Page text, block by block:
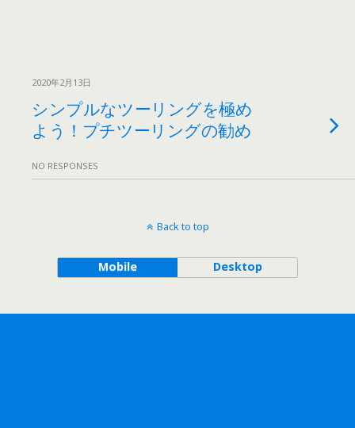
2020年2月13日
シンプルなツーリングを極め
よう！プチツーリングの勧め
NO RESPONSES
Back to top
Mobile Desktop